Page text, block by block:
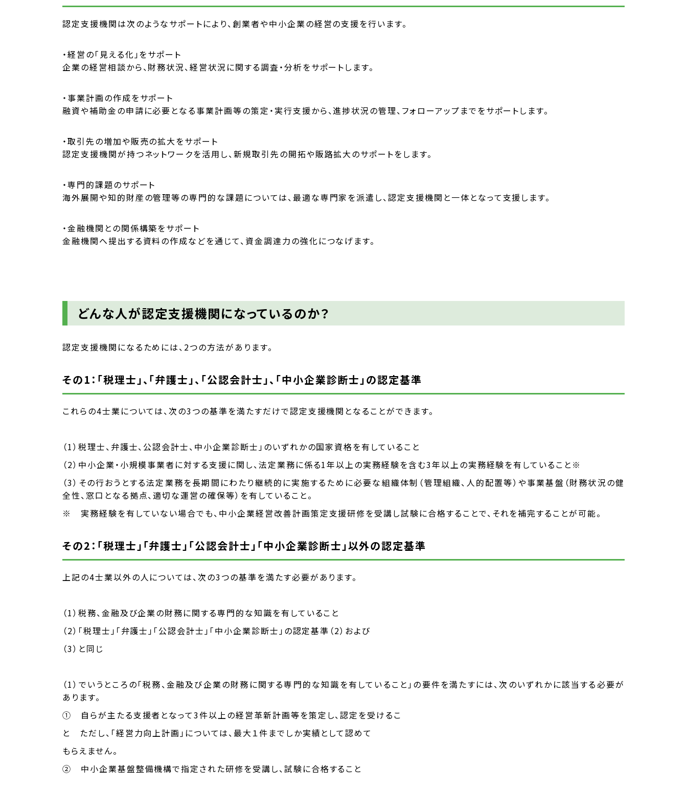
認定支援機関は次のようなサポートにより、創業者や中小企業の経営の支援を行います。
・経営の「見える化」をサポート
企業の経営相談から、財務状況、経営状況に関する調査・分析をサポートします。
・事業計画の作成をサポート
融資や補助金の申請に必要となる事業計画等の策定・実行支援から、進捗状況の管理、フォローアップまでをサポートします。
・取引先の増加や販売の拡大をサポート
認定支援機関が持つネットワークを活用し、新規取引先の開拓や販路拡大のサポートをします。
・専門的課題のサポート
海外展開や知的財産の管理等の専門的な課題については、最適な専門家を派遣し、認定支援機関と一体となって支援します。
・金融機関との関係構築をサポート
金融機関へ提出する資料の作成などを通じて、資金調達力の強化につなげます。
どんな人が認定支援機関になっているのか？
認定支援機関になるためには、2つの方法があります。
その1：「税理士」、「弁護士」、「公認会計士」、「中小企業診断士」の認定基準
これらの4士業については、次の3つの基準を満たすだけで認定支援機関となることができます。
（1）税理士、弁護士、公認会計士、中小企業診断士」のいずれかの国家資格を有していること
（2）中小企業・小規模事業者に対する支援に関し、法定業務に係る1年以上の実務経験を含む3年以上の実務経験を有していること※
（3）その行おうとする法定業務を長期間にわたり継続的に実施するために必要な組織体制（管理組織、人的配置等）や事業基盤（財務状況の健
全性、窓口となる拠点、適切な運営の確保等）を有していること。
※ 実務経験を有していない場合でも、中小企業経営改善計画策定支援研修を受講し試験に合格することで、それを補完することが可能。
その2：「税理士」「弁護士」「公認会計士」「中小企業診断士」以外の認定基準
上記の4士業以外の人については、次の3つの基準を満たす必要があります。
（1）税務、金融及び企業の財務に関する専門的な知識を有していること
（2）「税理士」「弁護士」「公認会計士」「中小企業診断士」の認定基準（2）および
（3）と同じ
（1）でいうところの「税務、金融及び企業の財務に関する専門的な知識を有していること」の要件を満たすには、次のいずれかに該当する必要が
あります。
① 自らが主たる支援者となって3件以上の経営革新計画等を策定し、認定を受けるこ
と ただし、「経営力向上計画」については、最大１件までしか実績として認めて
もらえません。
② 中小企業基盤整備機構で指定された研修を受講し、試験に合格すること